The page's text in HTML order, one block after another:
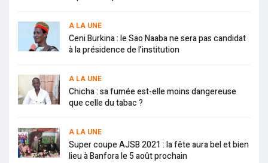
A LA UNE
Ceni Burkina : le Sao Naaba ne sera pas candidat
à la présidence de l’institution
A LA UNE
Chicha : sa fumée est-elle moins dangereuse
que celle du tabac ?
A LA UNE
Super coupe AJSB 2021 : la fête aura bel et bien
lieu à Banfora le 5 août prochain